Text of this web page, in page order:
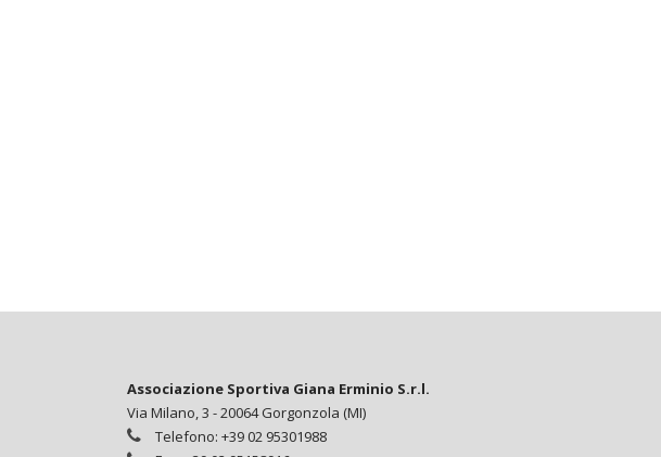
Associazione Sportiva Giana Erminio S.r.l.
Via Milano, 3 - 20064 Gorgonzola (MI)
Telefono: +39 02 95301988